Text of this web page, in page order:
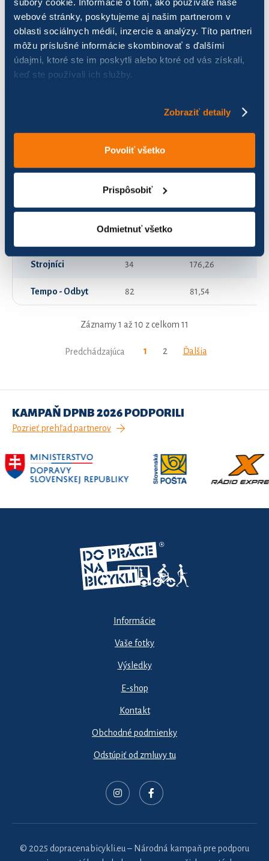
webové stránky, poskytujeme aj našim partnerom v
oblasti sociálnych médií, inzercie a analýzy. Títo partneri
môžu príslušné informácie skombinovať s ďalšími
údajmi, ktoré ste im poskytli alebo ktoré od vás získali,
keď ste používali ich služby.
Zobraziť detaily
Povoliť všetko
Prispôsobiť
Odmietnuť všetko
Názov Počet jázd Najazdených km
Drevený šľapači 113 251,34
HYDAC M&M 60
0
MojaTaška.sk 61 571,40
Strojníci 34 176,26
Tempo - Odbyt 82 81,54
Záznamy 1 až 10 z celkom 11
Predchádzajúca 1 2 Ďalšia
KAMPAŇ DPNB 2026 PODPORILI
Pozrieť prehľad partnerov
Informácie
Vaše fotky
Výsledky
E-shop
Kontakt
Obchodné podmienky
Odstúpiť od zmluvy tu
© 2025 dopracenabicykli.eu – Národná kampaň pre podporu